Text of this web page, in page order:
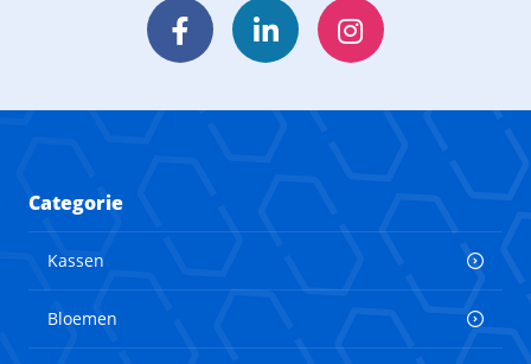
FacebookLinkedInInstagram
Categorie
Kassen
Bloemen